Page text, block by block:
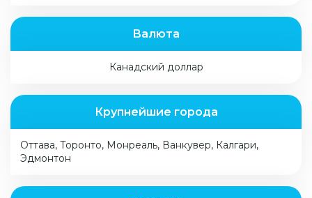
Валюта
Канадский доллар
Крупнейшие города
Оттава, Торонто, Монреаль, Ванкувер, Калгари,
Эдмонтон